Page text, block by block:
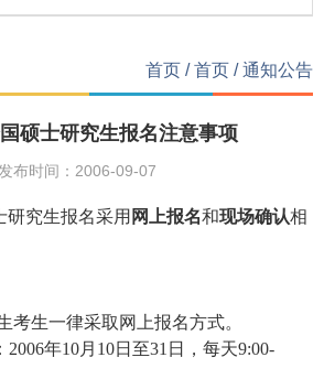
首页 /首页 /通知公告
硕士研究生报名注意事项
布时间：2006-09-07
研究生报名采用 网上报名和现场确认相
考生一律采取网上报名方式。
2006年10月10日至31日，每天9:00-